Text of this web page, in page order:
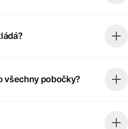
všechny pobočky?